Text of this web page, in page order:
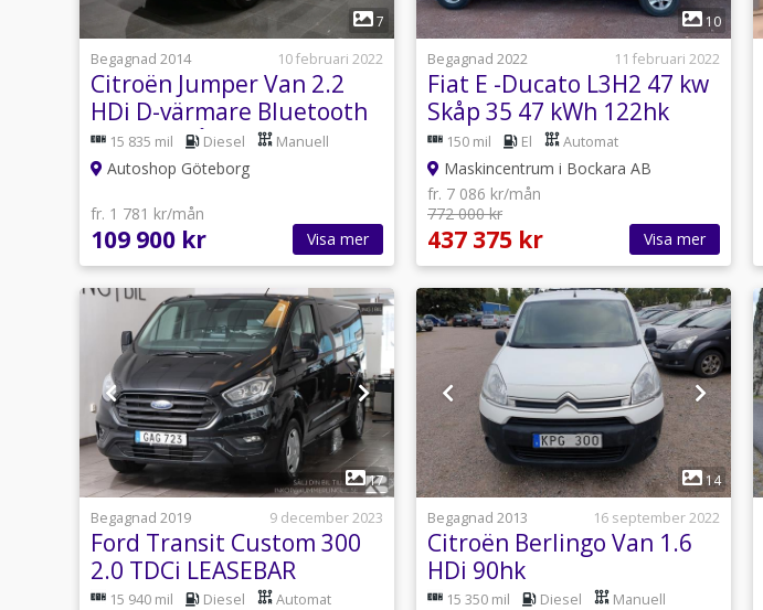
7
Begagnad 2014
10 februari 2022
Citroën Jumper Van 2.2
HDi D-värmare Bluetooth
1199kr/mån
15 835 mil Diesel Manuell
Autoshop Göteborg
fr. 1 781 kr/mån
109 900 kr Visa mer
1
10
Begagnad 2022
11 februari 2022
Fiat E -Ducato L3H2 47 kw
Skåp 35 47 kWh 122hk
150 mil El Automat
Maskincentrum i Bockara AB
fr. 7 086 kr/mån
772 000 kr
437 375 kr Visa mer
1
17
Begagnad 2019
9 december 2023
Ford Transit Custom 300
2.0 TDCi LEASEBAR
15 940 mil Diesel Automat
1
14
Begagnad 2013
16 september 2022
Citroën Berlingo Van 1.6
HDi 90hk
15 350 mil Diesel Manuell